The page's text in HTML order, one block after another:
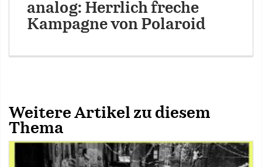
analog: Herrlich freche
Kampagne von Polaroid
Weitere Artikel zu diesem
Thema